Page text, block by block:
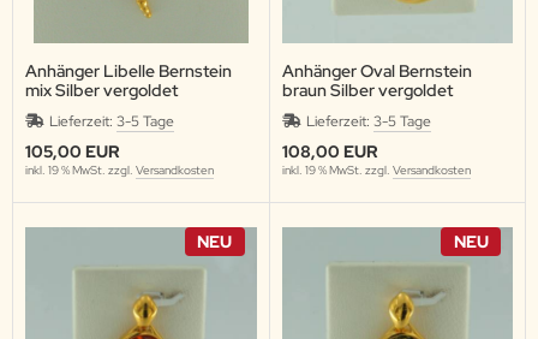
Anhänger Libelle Bernstein
mix Silber vergoldet
Lieferzeit: 3-5 Tage
105,00 EUR
inkl. 19 % MwSt. zzgl. Versandkosten
Anhänger Oval Bernstein
braun Silber vergoldet
Lieferzeit: 3-5 Tage
108,00 EUR
inkl. 19 % MwSt. zzgl. Versandkosten
NEU NEU